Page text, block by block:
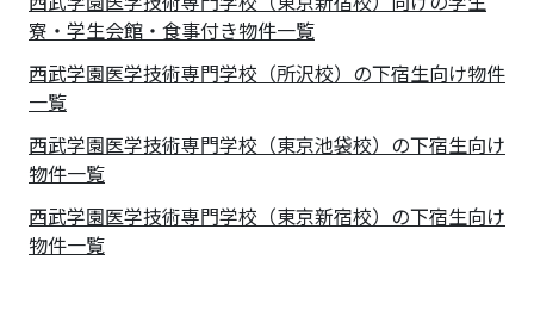
寮・学生会館・食事付き物件一覧
西武学園医学技術専門学校（所沢校）の下宿生向け物件
一覧
西武学園医学技術専門学校（東京池袋校）の下宿生向け
物件一覧
西武学園医学技術専門学校（東京新宿校）の下宿生向け
物件一覧